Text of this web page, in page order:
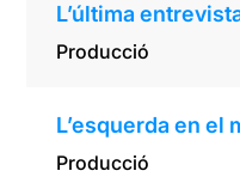
L’última
Producció
L’esquerda en el
Producció